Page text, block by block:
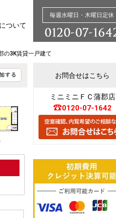
ついて
毎週水曜日・木曜日定休
の3K賃貸一戸建て
お問合せはこちら
ミニミニＦＣ蒲郡店
0120-07-1642